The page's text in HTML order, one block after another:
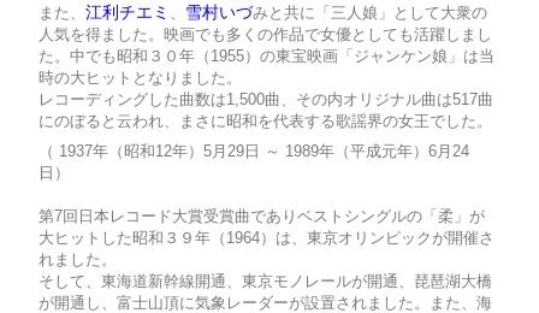
また、江利チエミ 、 雪村いづみと共に「三人娘」として大衆の
人気を得ました。映画でも多くの作品で女優としても活躍しまし
た。中でも昭和３０年（1955）の東宝映画「ジャンケン娘」は当
時の大ヒットとなりました。
レコーディングした曲数は1,500曲、その内オリジナル曲は517曲
にのぼると云われ、まさに昭和を代表する歌謡界の女王でした。
（ 1937年（昭和12年）5月29日 ～ 1989年（平成元年）6月24
日）
第7回日本レコード大賞受賞曲でありベストシングルの「柔」が
大ヒットした昭和３９年（1964）は、東京オリンピックが開催さ
れました。
そして、東海道新幹線開通、東京モノレールが開通、琵琶湖大橋
が開通し、富士山頂に気象レーダーが設置されました。また、海